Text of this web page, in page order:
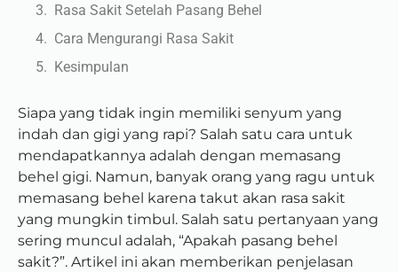
Rasa Sakit Setelah Pasang Behel
Cara Mengurangi Rasa Sakit
Kesimpulan
Siapa yang tidak ingin memiliki senyum yang
indah dan gigi yang rapi? Salah satu cara untuk
mendapatkannya adalah dengan memasang
behel gigi. Namun, banyak orang yang ragu untuk
memasang behel karena takut akan rasa sakit
yang mungkin timbul. Salah satu pertanyaan yang
sering muncul adalah, “Apakah pasang behel
sakit?”. Artikel ini akan memberikan penjelasan